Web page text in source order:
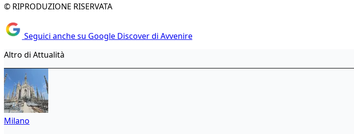
© RIPRODUZIONE RISERVATA
Seguici anche su Google Discover di Avvenire
Altro di Attualità
Milano